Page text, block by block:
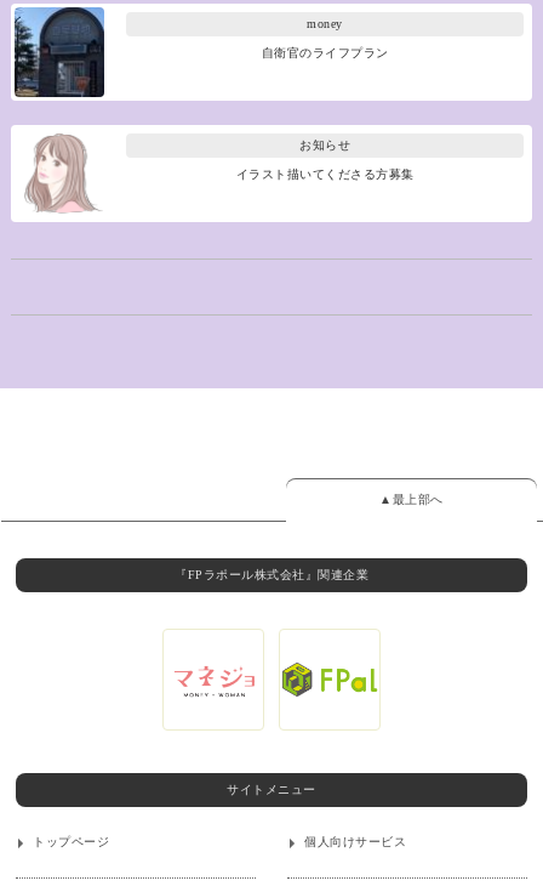
money
自衛官のライフプラン
お知らせ
イラスト描いてくださる方募集
▲最上部へ
『FPラポール株式会社』関連企業
サイトメニュー
トップページ 個人向けサービス